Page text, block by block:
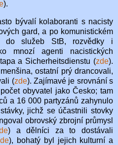
).
bývalí kolaboranti s nacisty
gard, a po komunistickém
do služeb StB, rozvědky i
mnozí agenti nacistických
a Sicherheitsdienstu (zde).
ostatní prý drancovali,
(zde). Zajímavé je srovnání s
obyvatel jako Česko; tam
a 16 000 partyzánů zahynulo
jichž se účastnili stovky
obrovský zbrojní průmysl
) a dělníci za to dostávali
), bohatý byl jejich kulturní a